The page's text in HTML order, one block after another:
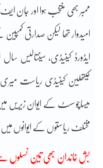
ممبر بھی منتخب ہوا اور جان
امیدوار تھا لیکن صدارتی
ایڈورڈ کینیڈی، سینتالیس
کیتھلین کینیڈی ریاست میری
میساچوسسٹ کے ایوان زیریں
مختلف ریاستوں کے ایوانوں
بش خاندان بھی تین نسلوں